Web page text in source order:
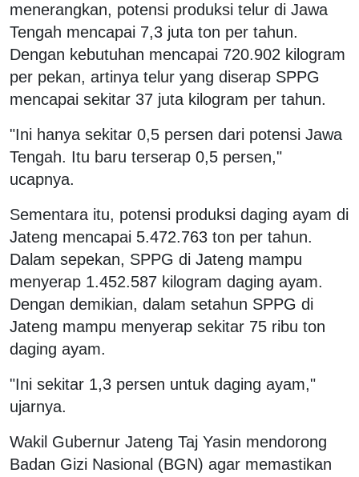
menerangkan, potensi produksi telur di Jawa
Tengah mencapai 7,3 juta ton per tahun.
Dengan kebutuhan mencapai 720.902 kilogram
per pekan, artinya telur yang diserap SPPG
mencapai sekitar 37 juta kilogram per tahun.
"Ini hanya sekitar 0,5 persen dari potensi Jawa
Tengah. Itu baru terserap 0,5 persen,"
ucapnya.
Sementara itu, potensi produksi daging ayam di
Jateng mencapai 5.472.763 ton per tahun.
Dalam sepekan, SPPG di Jateng mampu
menyerap 1.452.587 kilogram daging ayam.
Dengan demikian, dalam setahun SPPG di
Jateng mampu menyerap sekitar 75 ribu ton
daging ayam.
"Ini sekitar 1,3 persen untuk daging ayam,"
ujarnya.
Wakil Gubernur Jateng Taj Yasin mendorong
Badan Gizi Nasional (BGN) agar memastikan